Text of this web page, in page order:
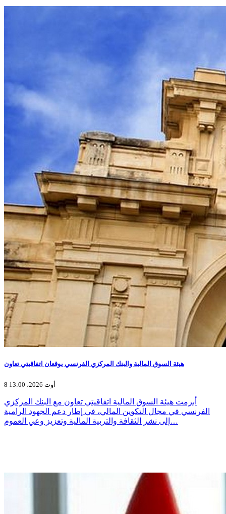
هيئة السوق المالية والبنك المركزي الفرنسي يوقعان اتفاقيتي تعاون
8 أوت 2026، 13:00
أبرمت هيئة السوق المالية اتفاقيتي تعاون مع البنك المركزي
الفرنسي في مجال التكوين المالي، في إطار دعم الجهود الرامية
إلى نشر الثقافة والتربية المالية وتعزيز وعي العموم…